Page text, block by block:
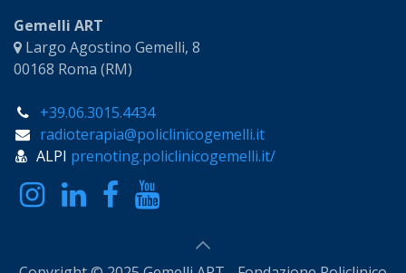
Gemelli ART
Largo Agostino Gemelli, 8
00168 Roma (RM)
+39.06.3015.4434
radioterapia@policlinicogemelli.it
ALPI prenoting.policlinicogemelli.it/